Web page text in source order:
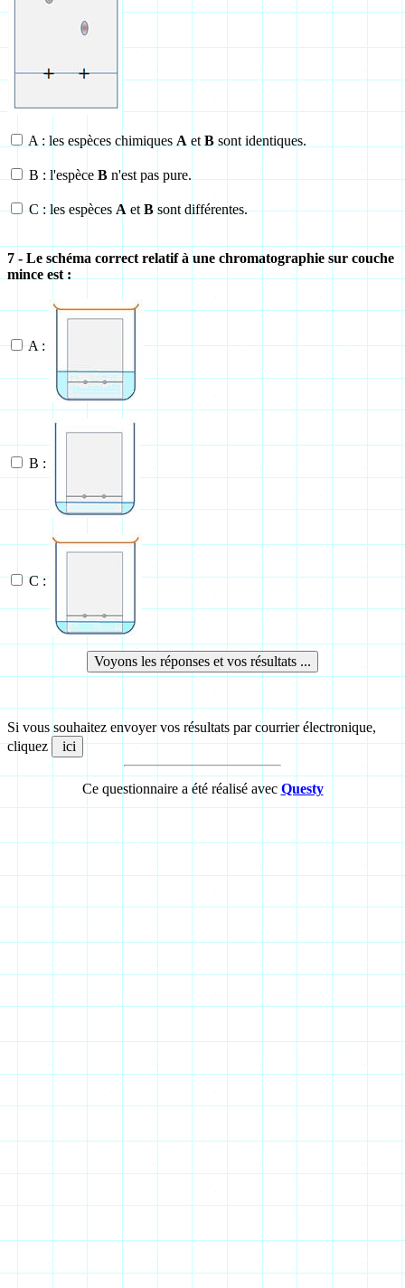
A : les espèces chimiques A et B sont identiques.
B : l'espèce B n'est pas pure.
C : les espècesAetBsont différentes.
7 - Le schéma correct relatif à une chromatographie sur couche
mince est :
A :
B :
C :
Si vous souhaitez envoyer vos résultats par courrier électronique,
cliquez
Ce questionnaire a été réalisé avec Questy